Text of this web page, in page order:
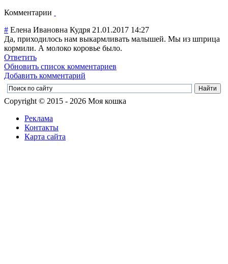
Комментарии
# Елена Ивановна Кудря 21.01.2017 14:27
Да, приходилось нам выкармливать малышей. Мы из шприца
кормили. А молоко коровье было.
Ответить
Обновить список комментариев
Добавить комментарий
Copyright © 2015 - 2026 Моя кошка
Реклама
Контакты
Карта сайта